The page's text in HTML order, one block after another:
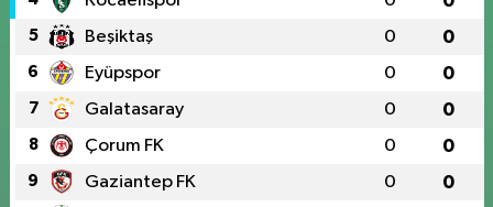
5 Beşiktaş 0 0
6 Eyüpspor 0 0
7 Galatasaray 0 0
8 Çorum FK 0 0
9 Gaziantep FK 0 0